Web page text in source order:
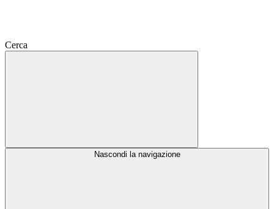
Cerca
Nascondi la navigazione